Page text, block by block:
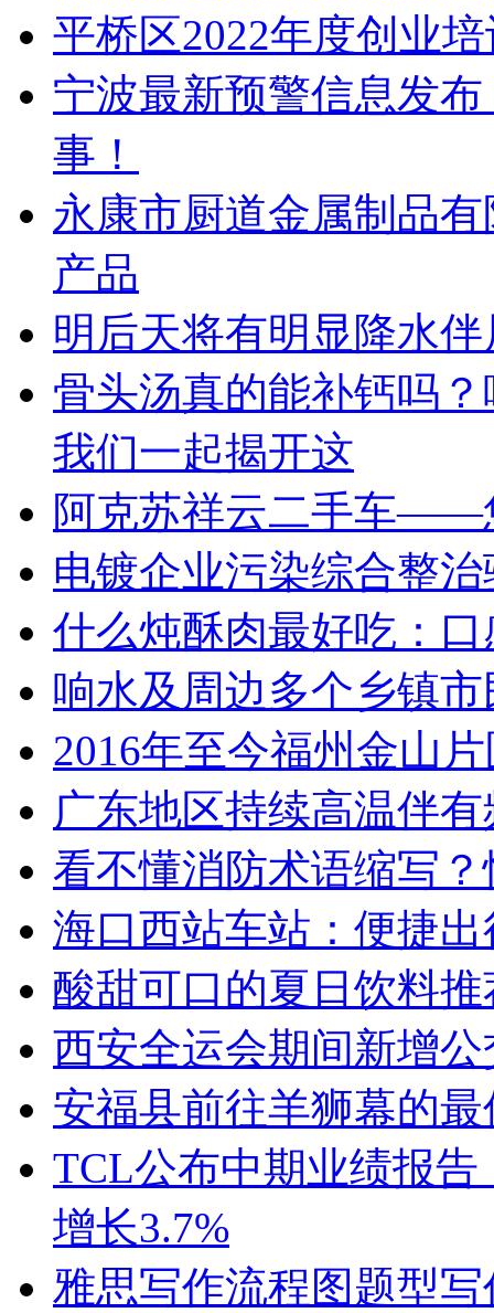
平桥区2022年度创业
宁波最新预警信息发
事！
永康市厨道金属制品
产品
明后天将有明显降水
骨头汤真的能补钙吗
我们一起揭开这
阿克苏祥云二手车——
电镀企业污染综合整
什么炖酥肉最好吃：
响水及周边多个乡镇
2016年至今福州金山
广东地区持续高温伴
看不懂消防术语缩写
海口西站车站：便捷
酸甜可口的夏日饮料推
西安全运会期间新增
安福县前往羊狮幕的
TCL公布中期业绩报告
增长3.7%
雅思写作流程图题型